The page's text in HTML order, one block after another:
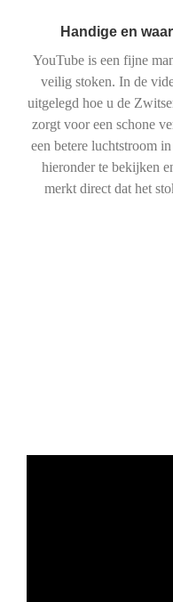
Handige en
YouTube is een fijne
veilig stoken. In de
uitgelegd hoe u de
zorgt voor een schone
een betere luchtstroom
hieronder te bekijken
merkt direct dat het